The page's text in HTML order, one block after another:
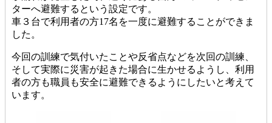
ターへ避難するという設定です。
車３台で利用者の方17名を一度に避難することができま
した。
今回の訓練で気付いたことや反省点などを次回の訓練、
そして実際に災害が起きた場合に生かせるようし、利用
者の方も職員も安全に避難できるようにしたいと考えて
います。